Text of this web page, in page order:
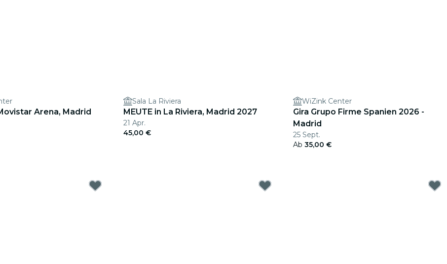
Arena, Madrid
Sala La Riviera
MEUTE in La Riviera, Madrid 2027
21 Apr.
45,00 €
WiZink Center
Gira Grupo Firme Spanien 2026 -
Madrid
25 Sept.
Ab 35,00 €